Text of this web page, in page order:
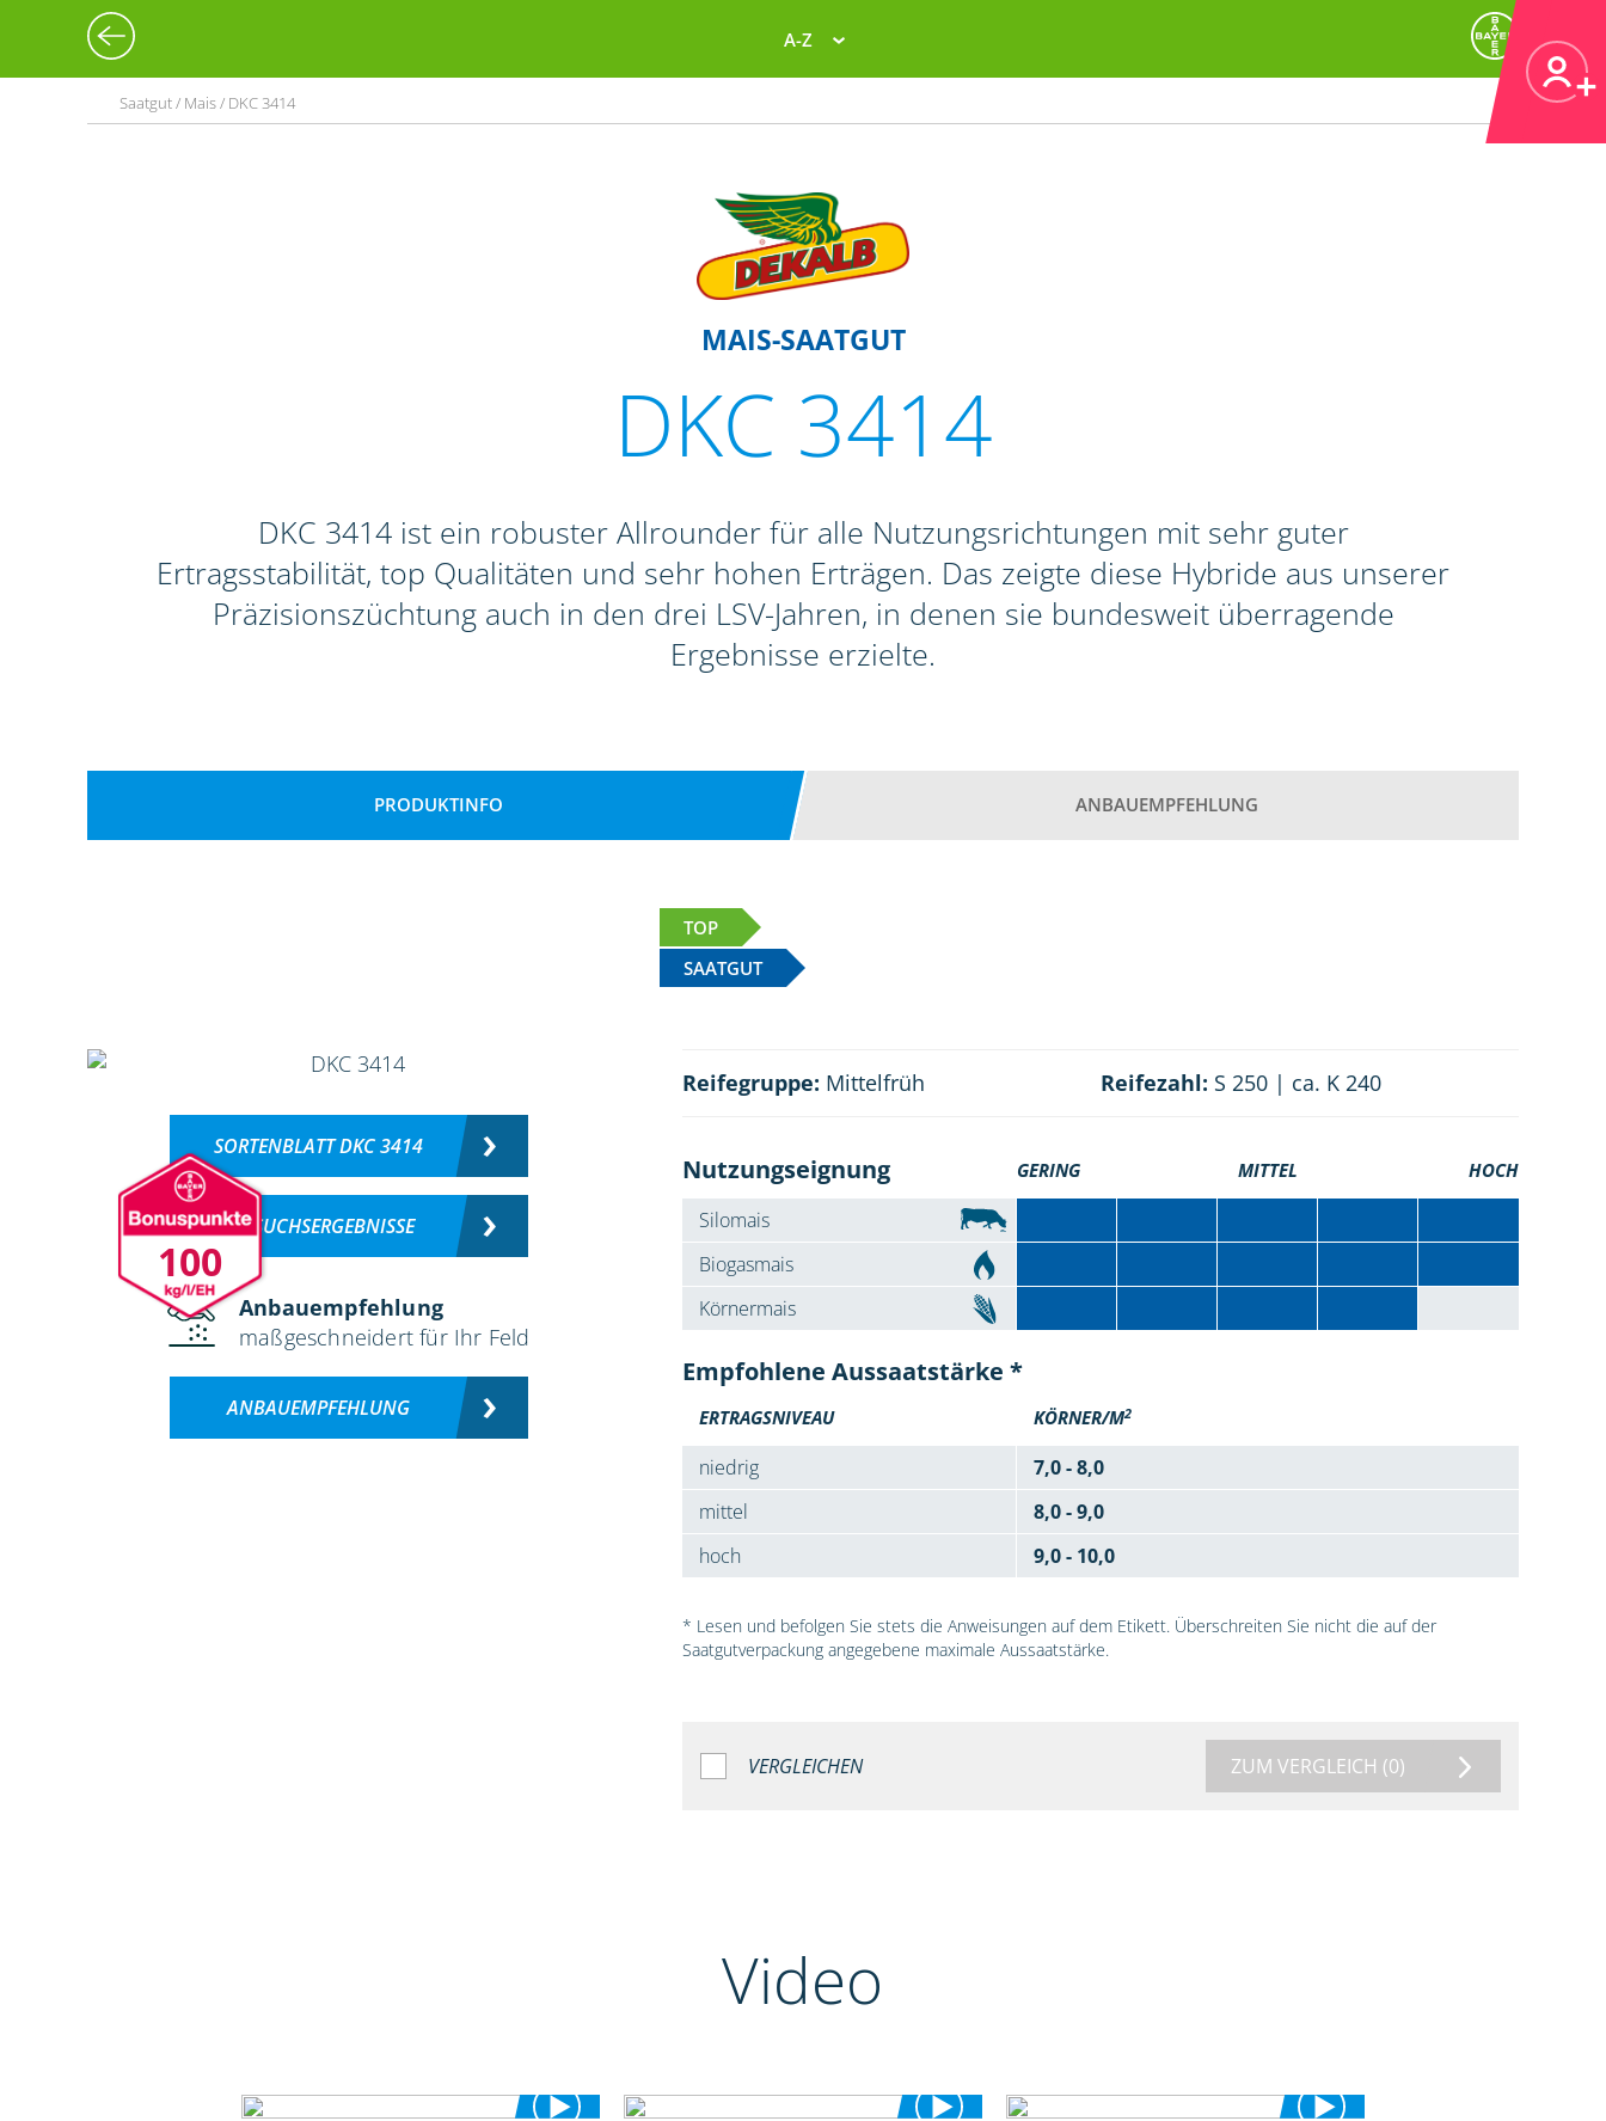
A-Z
Saatgut / Mais / DKC 3414
MAIS-SAATGUT
DKC 3414
DKC 3414 ist ein robuster Allrounder für alle Nutzungsrichtungen mit sehr guter
Ertragsstabilität, top Qualitäten und sehr hohen Erträgen. Das zeigte diese Hybride aus unserer
Präzisionszüchtung auch in den drei LSV-Jahren, in denen sie bundesweit überragende
Ergebnisse erzielte.
PRODUKTINFO ANBAUEMPFEHLUNG
TOP
SAATGUT
100
SORTENBLATT DKC 3414
VERSUCHSERGEBNISSE
Anbauempfehlung
maßgeschneidert für Ihr Feld
ANBAUEMPFEHLUNG
Reifegruppe: Mittelfrüh Reifezahl: S 250 | ca. K 240
Nutzungseignung GERING MITTEL HOCH
Silomais
Biogasmais
Körnermais
Empfohlene Aussaatstärke *
ERTRAGSNIVEAU KÖRNER/M2
niedrig
7,0 - 8,0
mittel
8,0 - 9,0
hoch
9,0 - 10,0
* Lesen und befolgen Sie stets die Anweisungen auf dem Etikett. Überschreiten Sie nicht die auf der
Saatgutverpackung angegebene maximale Aussaatstärke.
VERGLEICHEN ZUM VERGLEICH (0)
Video